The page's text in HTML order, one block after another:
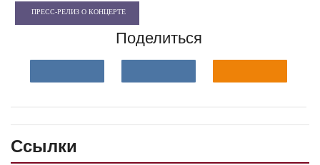
ПРЕСС-РЕЛИЗ О КОНЦЕРТЕ
Поделиться
Ссылки